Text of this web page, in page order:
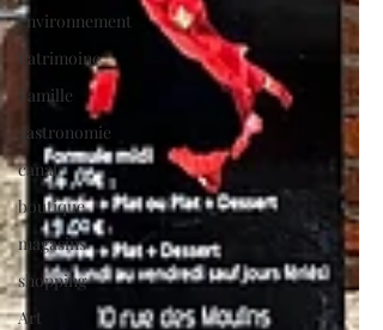
environnement
Patrimoine
Famille
gastronomie
canal
boutique
magasins
shopping
Art